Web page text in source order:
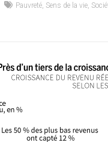
Pauvreté Sens de la vie